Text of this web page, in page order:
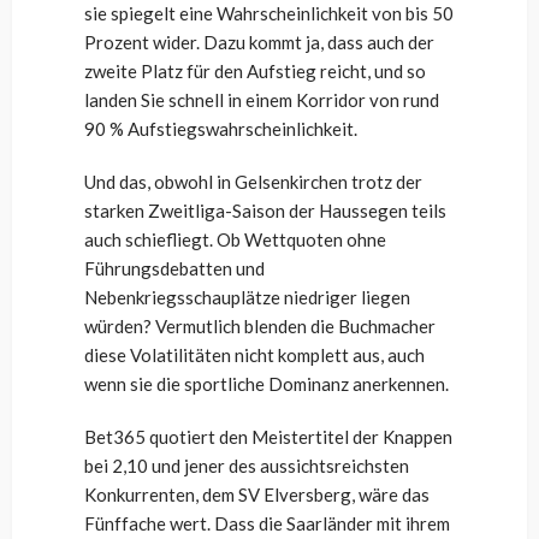
sie spiegelt eine Wahrscheinlichkeit von bis 50
Prozent wider. Dazu kommt ja, dass auch der
zweite Platz für den Aufstieg reicht, und so
landen Sie schnell in einem Korridor von rund
90 % Aufstiegswahrscheinlichkeit.
Und das, obwohl in Gelsenkirchen trotz der
starken Zweitliga-Saison der Haussegen teils
auch schiefliegt. Ob Wettquoten ohne
Führungsdebatten und
Nebenkriegsschauplätze niedriger liegen
würden? Vermutlich blenden die Buchmacher
diese Volatilitäten nicht komplett aus, auch
wenn sie die sportliche Dominanz anerkennen.
Bet365 quotiert den Meistertitel der Knappen
bei 2,10 und jener des aussichtsreichsten
Konkurrenten, dem SV Elversberg, wäre das
Fünffache wert. Dass die Saarländer mit ihrem